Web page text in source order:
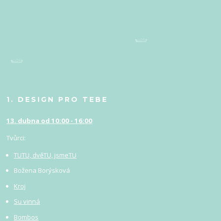
1. DESIGN PRO TEBE
13. dubna od 10:00 - 16:00
Tvůrci:
TUTU, dvěTU, jsmeTU
Božena Borýsková
Kroj
Su vinná
Bombos